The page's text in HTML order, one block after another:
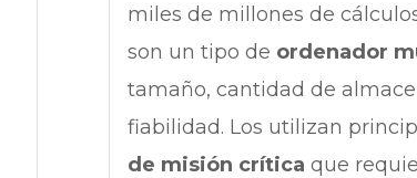
miles de millones de
son un tipo de ordenador
tamaño, cantidad de
fiabilidad. Los utilizan
de misión crítica que